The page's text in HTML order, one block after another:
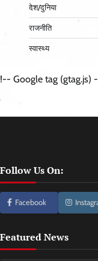
देश/दुनिया
राजनीति
स्वास्थ्य
!-- Google tag (gtag.js)
Follow Us On:
Facebook
Featured News